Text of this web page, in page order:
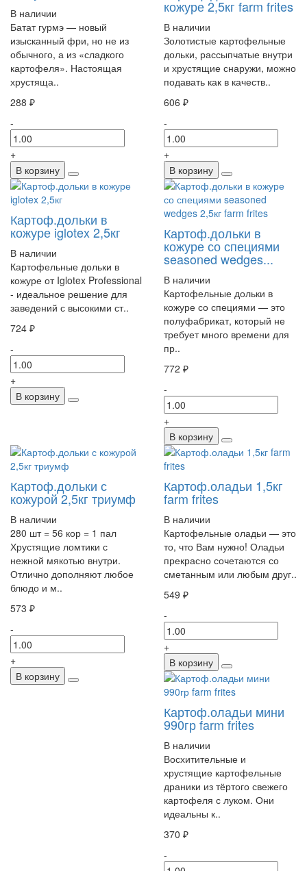
В наличии
Батат гурмэ — новый
изысканный фри, но не из
обычного, а из «сладкого
картофеля». Настоящая
хрустяща..
288 ₽
-
+
В корзину
кожуре 2,5кг farm frites
В наличии
Золотистые картофельные
дольки, рассыпчатые внутри
и хрустящие снаружи, можно
подавать как в качеств..
606 ₽
-
+
В корзину
Картоф.дольки в
кожуре iglotex 2,5кг
В наличии
Картофельные дольки в
кожуре от Iglotex Professional
- идеальное решение для
заведений с высокими ст..
724 ₽
-
+
В корзину
Картоф.дольки в
кожуре со специями
seasoned wedges...
В наличии
Картофельные дольки в
кожуре со специями — это
полуфабрикат, который не
требует много времени для
пр..
772 ₽
-
+
В корзину
Картоф.дольки с
кожурой 2,5кг триумф
В наличии
280 шт = 56 кор = 1 пал
Хрустящие ломтики с
нежной мякотью внутри.
Отлично дополняют любое
блюдо и м..
573 ₽
-
+
В корзину
Картоф.оладьи 1,5кг
farm frites
В наличии
Картофельные оладьи — это
то, что Вам нужно! Оладьи
прекрасно сочетаются со
сметанным или любым друг..
549 ₽
-
+
В корзину
Картоф.оладьи мини
990гр farm frites
В наличии
Восхитительные и
хрустящие картофельные
драники из тёртого свежего
картофеля с луком. Они
идеальны к..
370 ₽
-